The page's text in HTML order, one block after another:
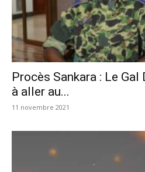
Procès Sankara : Le
à aller au...
11 novembre 2021